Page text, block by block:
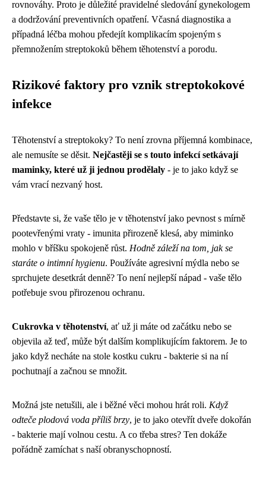
rovnováhy. Proto je důležité pravidelné sledování gynekologem
a dodržování preventivních opatření. Včasná diagnostika a
případná léčba mohou předejít komplikacím spojeným s
přemnožením streptokoků během těhotenství a porodu.
Rizikové faktory pro vznik streptokokové
infekce
Těhotenství a streptokoky? To není zrovna příjemná kombinace,
ale nemusíte se děsit. Nejčastěji se s touto infekcí setkávají
maminky, které už ji jednou prodělaly - je to jako když se
vám vrací nezvaný host.
Představte si, že vaše tělo je v těhotenství jako pevnost s mírně
pootevřenými vraty - imunita přirozeně klesá, aby miminko
mohlo v bříšku spokojeně růst. Hodně záleží na tom, jak se
staráte o intimní hygienu. Používáte agresivní mýdla nebo se
sprchujete desetkrát denně? To není nejlepší nápad - vaše tělo
potřebuje svou přirozenou ochranu.
Cukrovka v těhotenství, ať už ji máte od začátku nebo se
objevila až teď, může být dalším komplikujícím faktorem. Je to
jako když necháte na stole kostku cukru - bakterie si na ní
pochutnají a začnou se množit.
Možná jste netušili, ale i běžné věci mohou hrát roli. Když
odteče plodová voda příliš brzy, je to jako otevřít dveře dokořán
- bakterie mají volnou cestu. A co třeba stres? Ten dokáže
pořádně zamíchat s naší obranyschopností.